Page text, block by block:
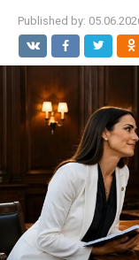
Published by: